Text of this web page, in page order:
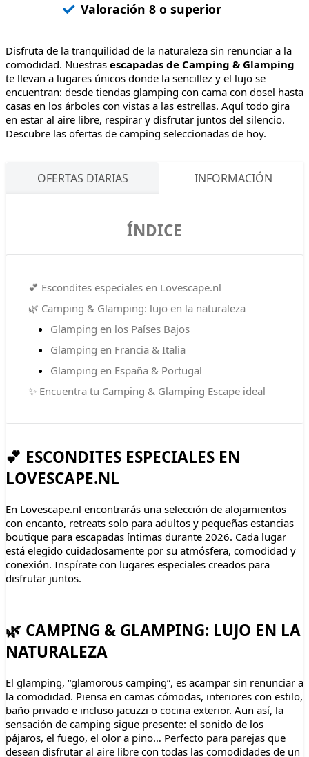
Valoración 8 o superior
Disfruta de la tranquilidad de la naturaleza sin renunciar a la
comodidad. Nuestras escapadas de Camping & Glamping
te llevan a lugares únicos donde la sencillez y el lujo se
encuentran: desde tiendas glamping con cama con dosel hasta
casas en los árboles con vistas a las estrellas. Aquí todo gira
en estar al aire libre, respirar y disfrutar juntos del silencio.
Descubre las ofertas de camping seleccionadas de hoy.
OFERTAS DIARIAS INFORMACIÓN
ÍNDICE
💕 Escondites especiales en Lovescape.nl
🌿 Camping & Glamping: lujo en la naturaleza
Glamping en los Países Bajos
Glamping en Francia & Italia
Glamping en España & Portugal
✨ Encuentra tu Camping & Glamping Escape ideal
💕 ESCONDITES ESPECIALES EN
LOVESCAPE.NL
En Lovescape.nl encontrarás una selección de alojamientos
con encanto, retreats solo para adultos y pequeñas estancias
boutique para escapadas íntimas durante 2026. Cada lugar
está elegido cuidadosamente por su atmósfera, comodidad y
conexión. Inspírate con lugares especiales creados para
disfrutar juntos.
🌿 CAMPING & GLAMPING: LUJO EN LA
NATURALEZA
El glamping, “glamorous camping”, es acampar sin renunciar a
la comodidad. Piensa en camas cómodas, interiores con estilo,
baño privado e incluso jacuzzi o cocina exterior. Aun así, la
sensación de camping sigue presente: el sonido de los
pájaros, el fuego, el olor a pino… Perfecto para parejas que
desean disfrutar al aire libre con todas las comodidades de un